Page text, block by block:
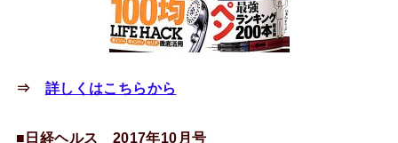
⇒ 詳しくはこちらから
■ 日経ヘルス 2017年10月号